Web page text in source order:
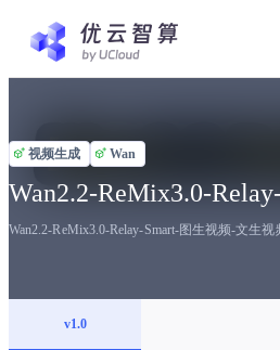
视频生成 Wan
Wan2.2-ReMix3.0-
Wan2.2-ReMix3.0-Relay-Smart-图生视频-文生视
v1.0